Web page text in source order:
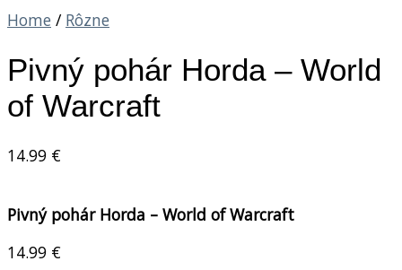
Home / Rôzne
Pivný pohár Horda – World
of Warcraft
14.99 €
Pivný pohár Horda – World of Warcraft
14.99 €